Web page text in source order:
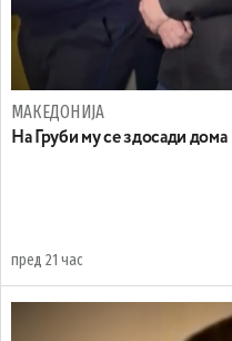
МАКЕДОНИЈА
На Груби му се здосади дома
пред 21 час